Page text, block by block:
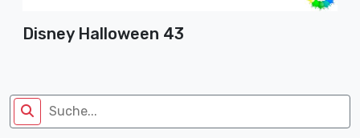
Disney Halloween 43